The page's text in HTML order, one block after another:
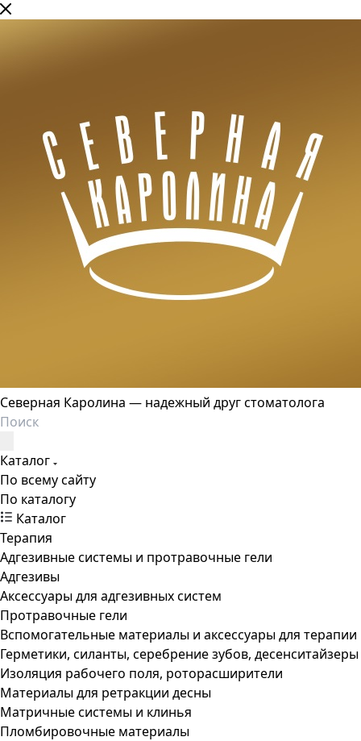
Северная Каролина — надежный друг стоматолога
Каталог
По всему сайту
По каталогу
Каталог
Терапия
Адгезивные системы и протравочные гели
Адгезивы
Аксессуары для адгезивных систем
Протравочные гели
Вспомогательные материалы и аксессуары для терапии
Герметики, силанты, серебрение зубов, десенситайзеры
Изоляция рабочего поля, роторасширители
Материалы для ретракции десны
Матричные системы и клинья
Пломбировочные материалы